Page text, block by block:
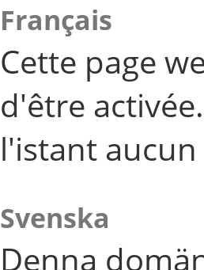
Français
Cette page
d'être
l'istant
Svenska
Denna